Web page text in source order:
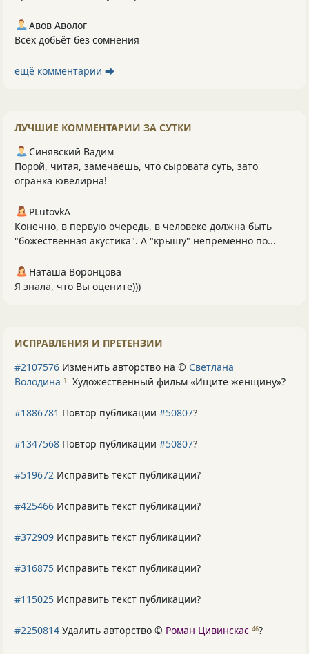
Авов Аволог
Всех добьёт без сомнения
ещё комментарии ⮕
ЛУЧШИЕ КОММЕНТАРИИ ЗА СУТКИ
Синявский Вадим
Порой, читая, замечаешь, что сыровата суть, зато
огранка ювелирна!
PLutоvkА
Конечно, в первую очередь, в человеке должна быть
"божественная акустика". А "крышу" непременно по...
Наташа Воронцова
Я знала, что Вы оцените)))
ИСПРАВЛЕНИЯ И ПРЕТЕНЗИИ
#2107576 Изменить авторство на © Светлана
Володина 1 Художественный фильм «Ищите женщину»?
#1886781 Повтор публикации #50807?
#1347568 Повтор публикации #50807?
#519672 Исправить текст публикации?
#425466 Исправить текст публикации?
#372909 Исправить текст публикации?
#316875 Исправить текст публикации?
#115025 Исправить текст публикации?
#2250814 Удалить авторство © Роман Цивинскас 46?